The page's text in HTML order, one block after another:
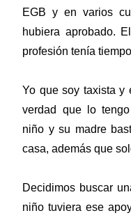
EGB y en varios
hubiera aprobado.
profesión tenía
Yo que soy taxista y
verdad que lo
niño y su madre
casa, además que
Decidimos buscar
niño tuviera ese